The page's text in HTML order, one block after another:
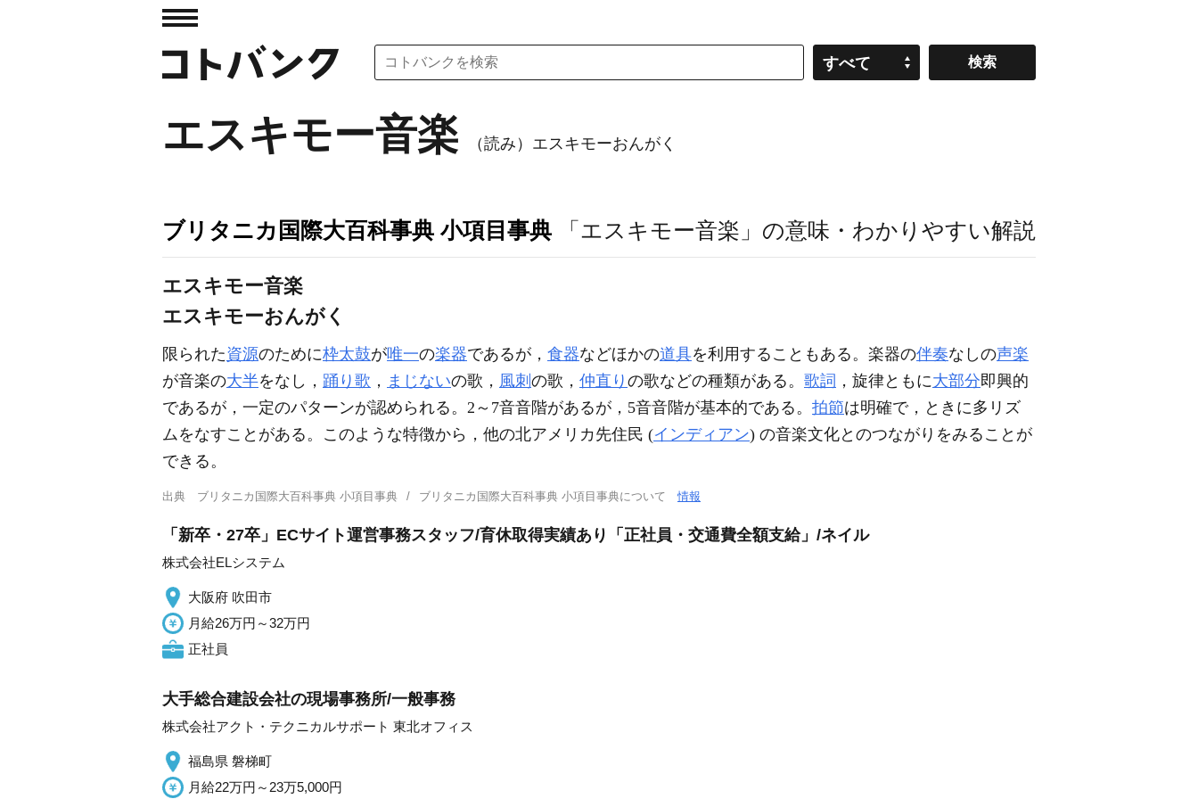
すべて
エスキモー音楽 （読み）エスキモーおんがく
ブリタニカ国際大百科事典 小項目事典 「エスキモー音楽」の意味・わかりやすい解説
エスキモー音楽
エスキモーおんがく
限られた資源のために枠太鼓が唯一の楽器であるが， 食器などほかの道具を利用することもある。楽器の伴奏なしの声楽
が音楽の大半をなし， 踊り歌 ， まじないの歌， 風刺 の歌， 仲直り の歌などの種類がある。 歌詞 ，旋律ともに大部分即興的
であるが，一定のパターンが認められる。2～7音音階があるが，5音音階が基本的である。 拍節は明確で，ときに多リズ
ムをなすことがある。このような特徴から，他の北アメリカ先住民 (インディアン) の音楽文化とのつながりをみることが
できる。
出典 ブリタニカ国際大百科事典 小項目事典 ブリタニカ国際大百科事典 小項目事典について情報
「新卒・27卒」ECサイト運営事務スタッフ/育休取得実績あり「正社員・交通費全額支給」/ネイル
株式会社ELシステム
大阪府 吹田市
月給26万円～32万円
正社員
大手総合建設会社の現場事務所/一般事務
株式会社アクト・テクニカルサポート 東北オフィス
福島県 磐梯町
月給22万円～23万5,000円